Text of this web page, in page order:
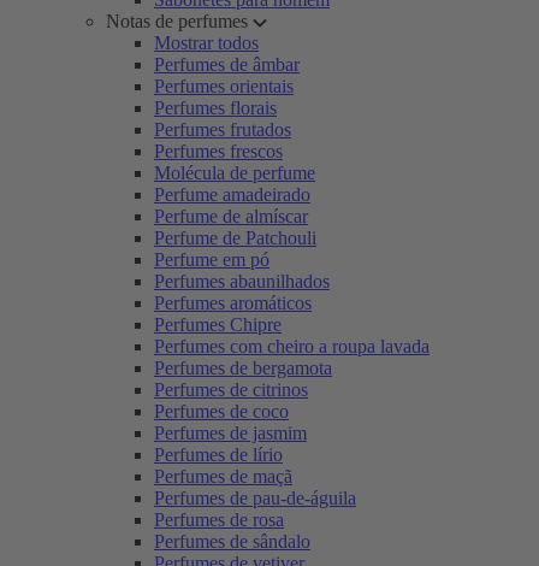
Notas de perfumes
Mostrar todos
Perfumes de âmbar
Perfumes orientais
Perfumes florais
Perfumes frutados
Perfumes frescos
Molécula de perfume
Perfume amadeirado
Perfume de almíscar
Perfume de Patchouli
Perfume em pó
Perfumes abaunilhados
Perfumes aromáticos
Perfumes Chipre
Perfumes com cheiro a roupa lavada
Perfumes de bergamota
Perfumes de citrinos
Perfumes de coco
Perfumes de jasmim
Perfumes de lírio
Perfumes de maçã
Perfumes de pau-de-águila
Perfumes de rosa
Perfumes de sândalo